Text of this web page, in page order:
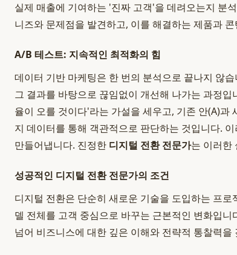
실제 매출에 기여하는 '진짜 고객'을 데려오는지 분
니즈와 문제점을 발견하고, 이를 해결하는 제품과
A/B 테스트: 지속적인 최적화의 힘
데이터 기반 마케팅은 한 번의 분석으로 끝나지 않
그 결과를 바탕으로 끊임없이 개선해 나가는 과정
율이 오를 것이다'라는 가설을 세우고, 기존 안(A)과
지 데이터를 통해 객관적으로 판단하는 것입니다.
만들어냅니다. 진정한 디지털 전환 전문가는 이러한
성공적인 디지털 전환 전문가의 조건
디지털 전환은 단순히 새로운 기술을 도입하는 프
델 전체를 고객 중심으로 바꾸는 근본적인 변화입니
넘어 비즈니스에 대한 깊은 이해와 전략적 통찰력을